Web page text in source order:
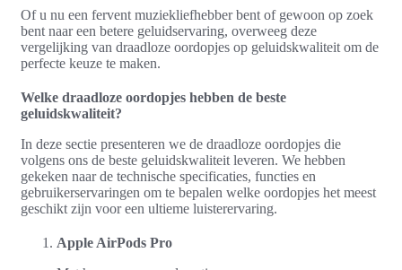
Of u nu een fervent muziekliefhebber bent of gewoon op zoek
bent naar een betere geluidservaring, overweeg deze
vergelijking van draadloze oordopjes op geluidskwaliteit om de
perfecte keuze te maken.
Welke draadloze oordopjes hebben de beste
geluidskwaliteit?
In deze sectie presenteren we de draadloze oordopjes die
volgens ons de beste geluidskwaliteit leveren. We hebben
gekeken naar de technische specificaties, functies en
gebruikerservaringen om te bepalen welke oordopjes het meest
geschikt zijn voor een ultieme luisterervaring.
Apple AirPods Pro